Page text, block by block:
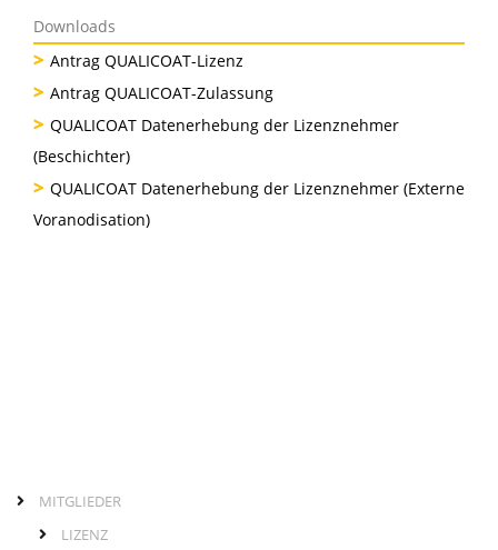
Downloads
Antrag QUALICOAT-Lizenz
Antrag QUALICOAT-Zulassung
QUALICOAT Datenerhebung der Lizenznehmer
(Beschichter)
QUALICOAT Datenerhebung der Lizenznehmer (Externe
Voranodisation)
LinksMITGLIEDER
LIZENZ